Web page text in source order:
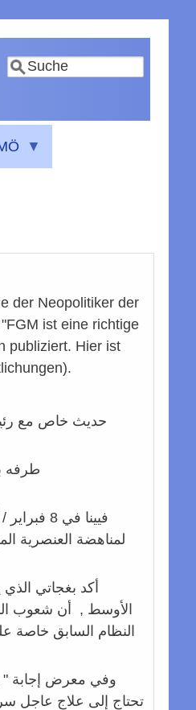
Suche
ist eine richtige
publiziert. Hier ist
حديث خاص مع
طرفه
فيينا
لمناهضة العنصرية
أكد بغجاتي
الأوسط , أن شعوب
النظام السابق خاصة
وفي معرض إجابة "
تحتاج إلى علاج عاجل